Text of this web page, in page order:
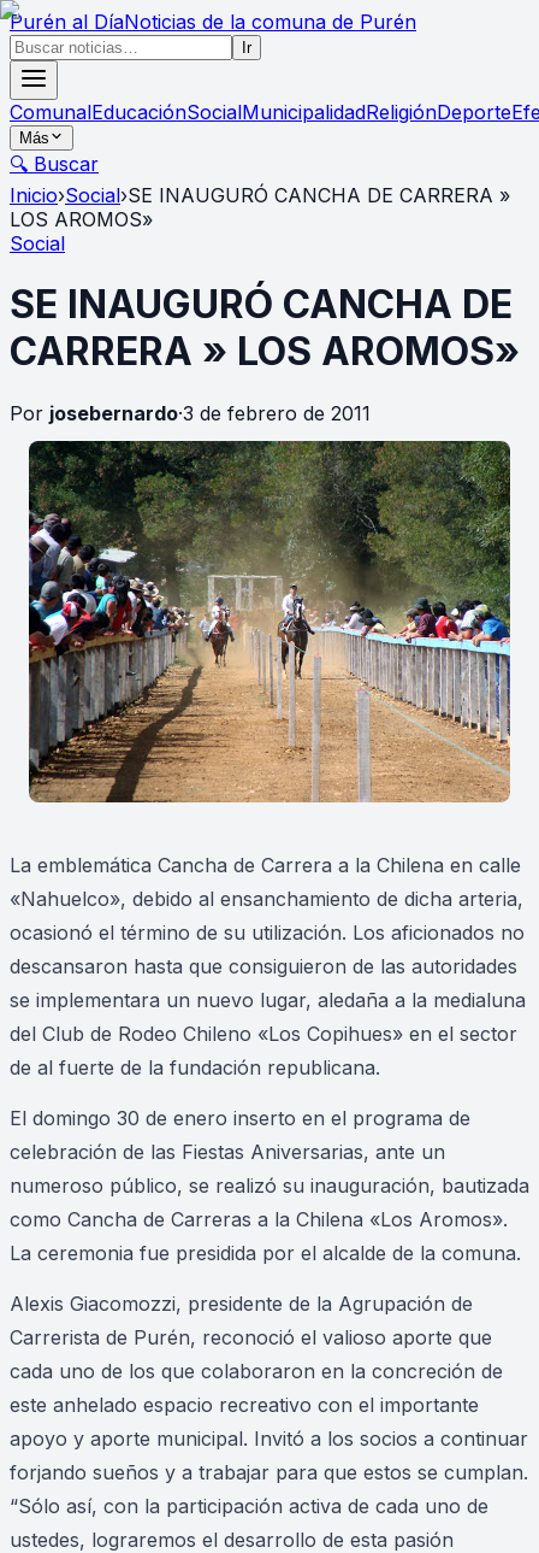
Purén al DíaNoticias de la comuna de Purén
Ir
ComunalEducaciónSocialMunicipalidadReligiónDeporte
Más
🔍 Buscar
Inicio›Social›SE INAUGURÓ CANCHA DE CARRERA »
LOS AROMOS»
Social
SE INAUGURÓ CANCHA DE
CARRERA » LOS AROMOS»
Por josebernardo·3 de febrero de 2011
La emblemática Cancha de Carrera a la Chilena en calle
«Nahuelco», debido al ensanchamiento de dicha arteria,
ocasionó el término de su utilización. Los aficionados no
descansaron hasta que consiguieron de las autoridades
se implementara un nuevo lugar, aledaña a la medialuna
del Club de Rodeo Chileno «Los Copihues» en el sector
de al fuerte de la fundación republicana.
El domingo 30 de enero inserto en el programa de
celebración de las Fiestas Aniversarias, ante un
numeroso público, se realizó su inauguración, bautizada
como Cancha de Carreras a la Chilena «Los Aromos».
La ceremonia fue presidida por el alcalde de la comuna.
Alexis Giacomozzi, presidente de la Agrupación de
Carrerista de Purén, reconoció el valioso aporte que
cada uno de los que colaboraron en la concreción de
este anhelado espacio recreativo con el importante
apoyo y aporte municipal. Invitó a los socios a continuar
forjando sueños y a trabajar para que estos se cumplan.
“Sólo así, con la participación activa de cada uno de
ustedes, lograremos el desarrollo de esta pasión